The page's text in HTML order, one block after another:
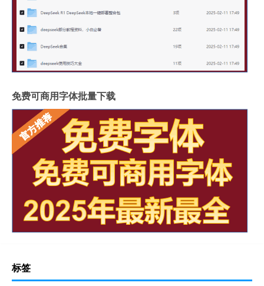
免费可商用字体批量下载
标签